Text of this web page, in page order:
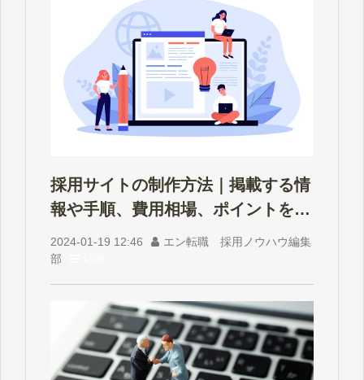
採用サイトの制作方法｜掲載する情
報や手順、費用相場、ポイントを解
説
2024-01-19 12:46
エン転職 採用ノウハウ編集
部